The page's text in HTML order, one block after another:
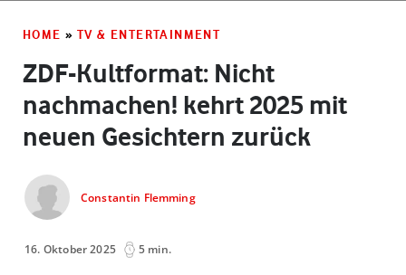
HOME » TV & ENTERTAINMENT
ZDF-Kultformat: Nicht
nachmachen! kehrt 2025 mit
neuen Gesichtern zurück
Constantin Flemming
16. Oktober 2025 5 min.